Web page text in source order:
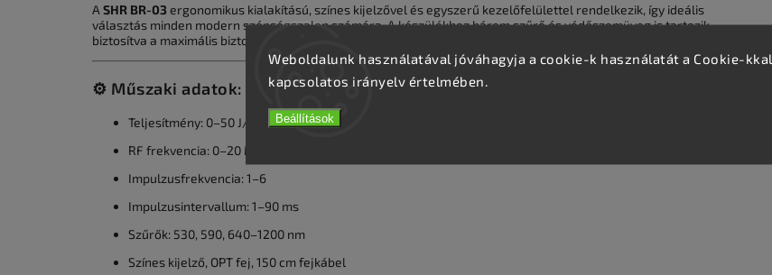
Weboldalunk használatával jóváhagyja a cookie-k használatát a Cookie-kkal
kapcsolatos irányelv értelmében.
Beállítások
A SHR BR-03 ergonomikus kialakítású, színes kijelzővel és egyszerű kezelőfelülettel rendelkezik, így ideális
választás minden modern szépségszalon számára. A készülékhez három szűrő és védőszemüveg is tartozik,
biztosítva a maximális biztonságot a kezelések során.
⚙️ Műszaki adatok:
Teljesítmény: 0–50 J/cm²
RF frekvencia: 0–20 MHz
Impulzusfrekvencia: 1–6
Impulzusintervallum: 1–90 ms
Szűrők: 530, 590, 640–1200 nm
Színes kijelző, OPT fej, 150 cm fejkábel